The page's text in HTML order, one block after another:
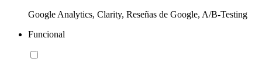
Google Analytics, Clarity, Reseñas de Google, A/B-Testing
Funcional